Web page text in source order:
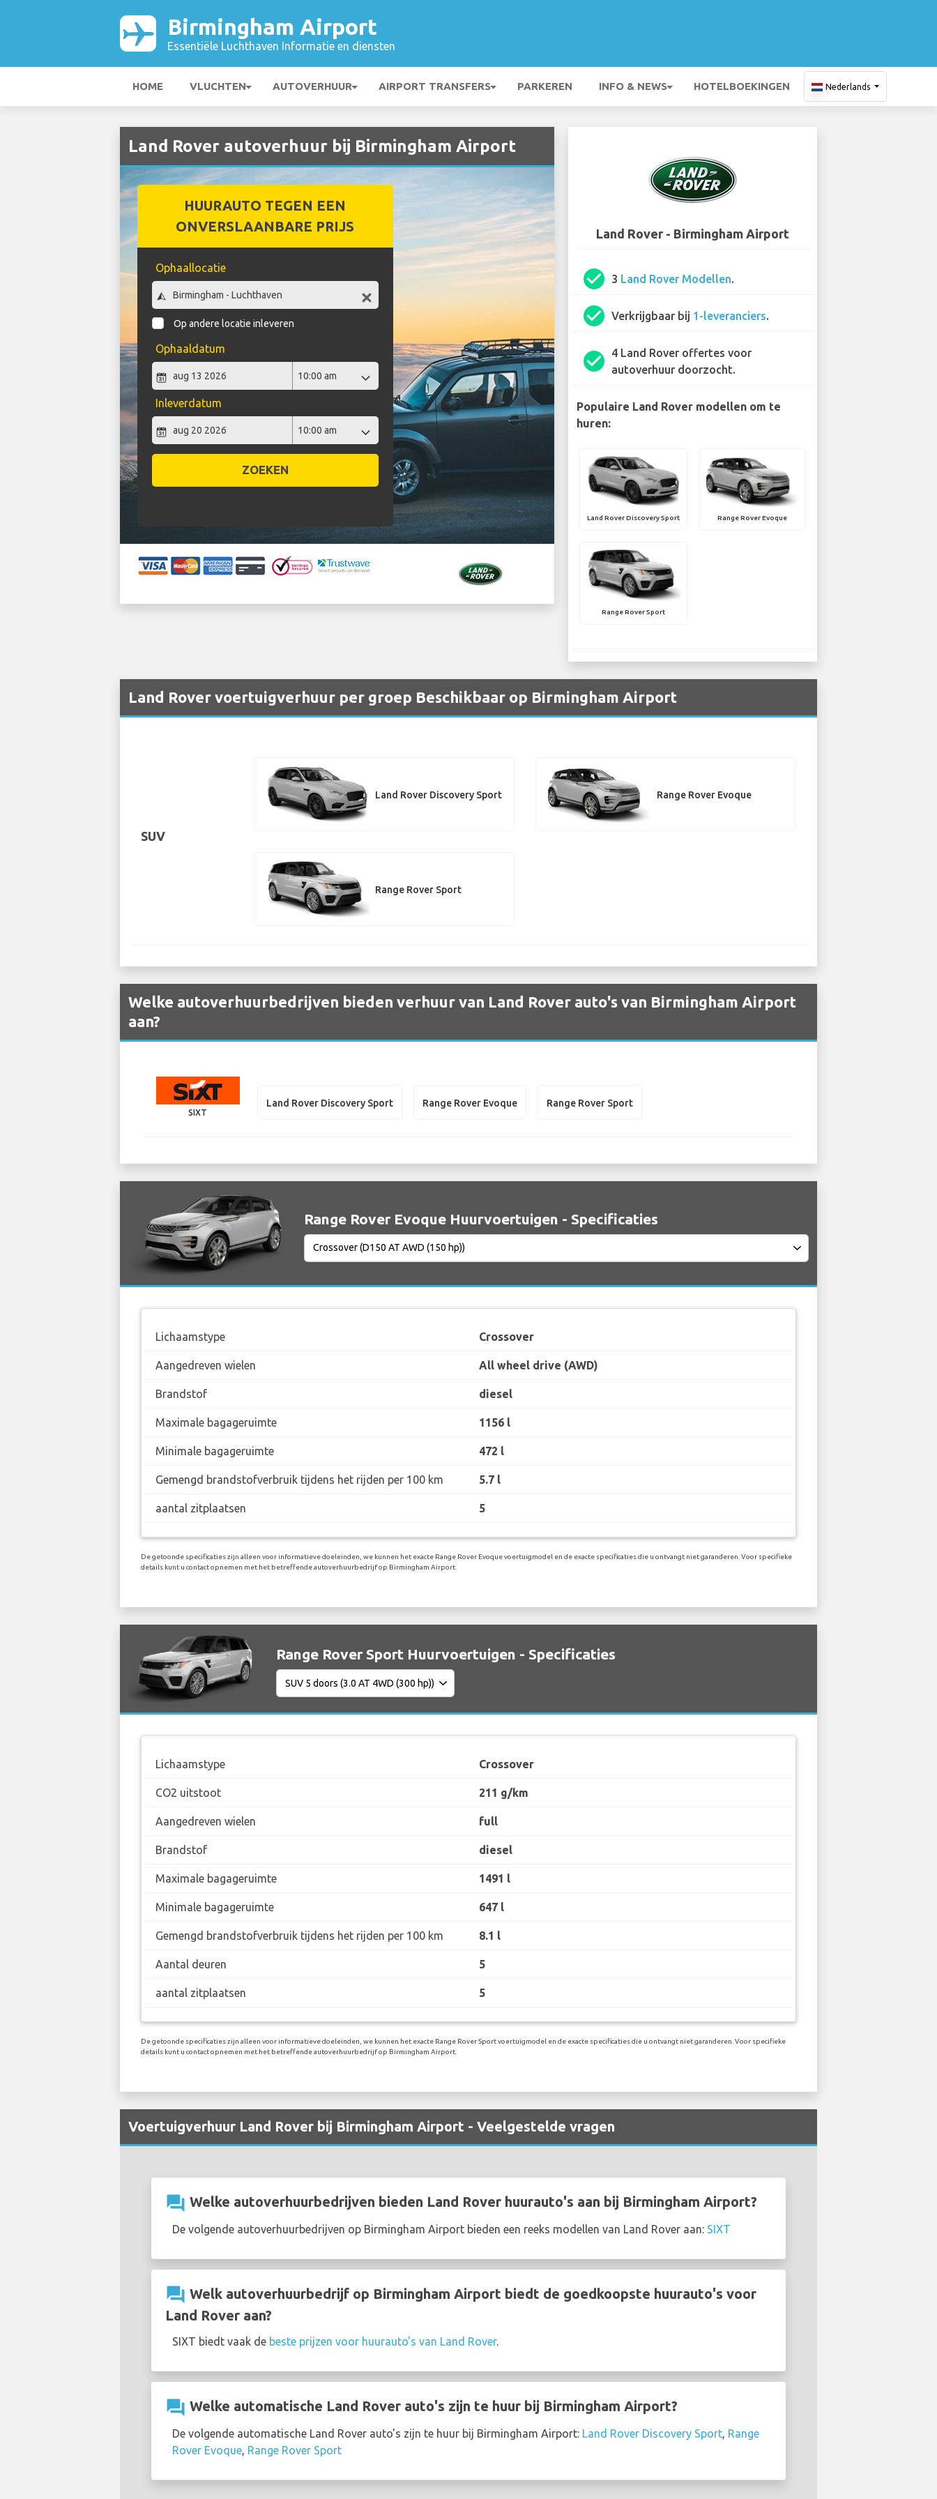
Birmingham Airport
Essentiële Luchthaven Informatie en diensten
HOME VLUCHTEN AUTOVERHUUR AIRPORT TRANSFERS PARKEREN INFO & NEWS HOTELBOEKINGEN Nederlands
Land Rover autoverhuur bij Birmingham Airport
HUURAUTO TEGEN EEN
ONVERSLAANBARE PRIJS
Ophaallocatie
Op andere locatie inleveren
Ophaaldatum
Inleverdatum
ZOEKEN
Land Rover - Birmingham Airport
check_circle 3 Land Rover Modellen.
check_circle Verkrijgbaar bij 1-leveranciers.
check_circle
4 Land Rover offertes voor
autoverhuur doorzocht.
Populaire Land Rover modellen om te
huren:
Land Rover Discovery Sport Range Rover Evoque
Range Rover Sport
Land Rover voertuigverhuur per groep Beschikbaar op Birmingham Airport
SUV
Land Rover Discovery Sport Range Rover Evoque
Range Rover Sport
Welke autoverhuurbedrijven bieden verhuur van Land Rover auto's van Birmingham Airport
aan?
SIXT
Land Rover Discovery Sport Range Rover Evoque Range Rover Sport
Range Rover Evoque Huurvoertuigen - Specificaties
Lichaamstype Crossover
Aangedreven wielen All wheel drive (AWD)
Brandstof diesel
Maximale bagageruimte 1156 l
Minimale bagageruimte 472 l
Gemengd brandstofverbruik tijdens het rijden per 100 km 5.7 l
aantal zitplaatsen 5
De getoonde specificaties zijn alleen voor informatieve doeleinden, we kunnen het exacte Range Rover Evoque voertuigmodel en de exacte specificaties die u ontvangt niet garanderen. Voor specifieke
details kunt u contact opnemen met het betreffende autoverhuurbedrijf op Birmingham Airport.
Range Rover Sport Huurvoertuigen - Specificaties
Lichaamstype Crossover
CO2 uitstoot 211 g/km
Aangedreven wielen full
Brandstof diesel
Maximale bagageruimte 1491 l
Minimale bagageruimte 647 l
Gemengd brandstofverbruik tijdens het rijden per 100 km 8.1 l
Aantal deuren 5
aantal zitplaatsen 5
De getoonde specificaties zijn alleen voor informatieve doeleinden, we kunnen het exacte Range Rover Sport voertuigmodel en de exacte specificaties die u ontvangt niet garanderen. Voor specifieke
details kunt u contact opnemen met het betreffende autoverhuurbedrijf op Birmingham Airport.
Voertuigverhuur Land Rover bij Birmingham Airport - Veelgestelde vragen
question_answer Welke autoverhuurbedrijven bieden Land Rover huurauto's aan bij Birmingham Airport?
De volgende autoverhuurbedrijven op Birmingham Airport bieden een reeks modellen van Land Rover aan: SIXT
question_answer Welk autoverhuurbedrijf op Birmingham Airport biedt de goedkoopste huurauto's voor
Land Rover aan?
SIXT biedt vaak de beste prijzen voor huurauto's van Land Rover.
question_answer Welke automatische Land Rover auto's zijn te huur bij Birmingham Airport?
De volgende automatische Land Rover auto's zijn te huur bij Birmingham Airport: Land Rover Discovery Sport, Range
Rover Evoque, Range Rover Sport